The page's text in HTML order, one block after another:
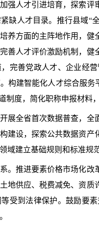
人才引进培育，探索评
缺人才目录。推行县域“
养方面的主阵地作用，
善人才评价激励机制，
完善党政人才、企业经
构建智能化人才综合服
制度，简化职称申报材料
全省首次数据普查，全
建设，探索公共数据资
域建立基础规则和标准
推进要素价格市场化改
地供应、税费减免、资
受到法律保护。鼓励要